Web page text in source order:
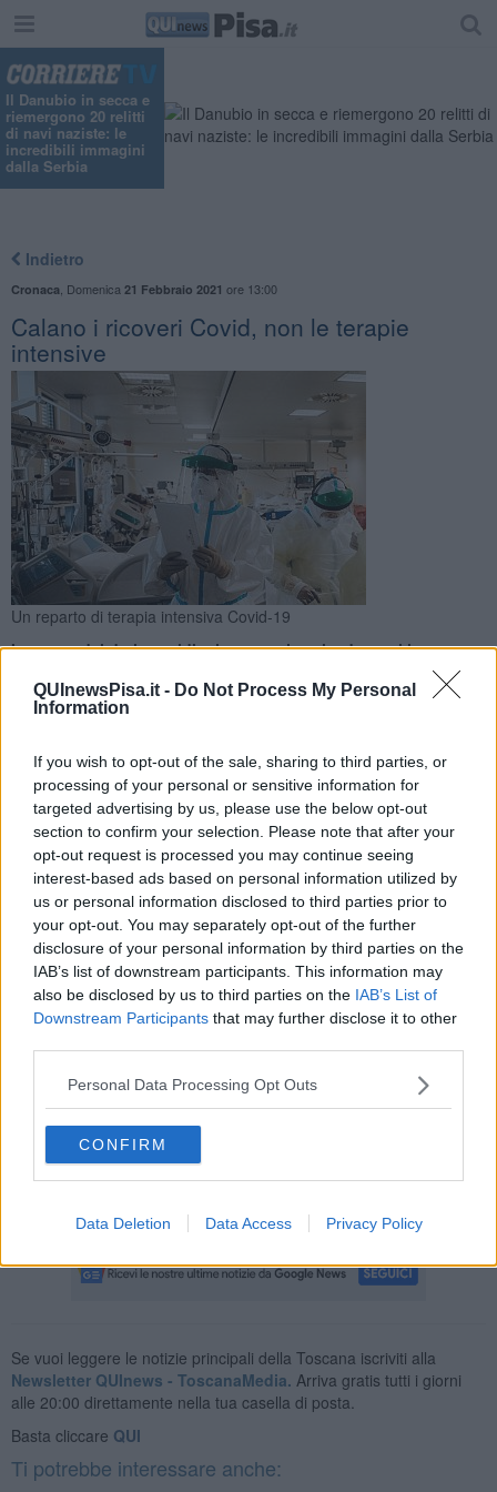
QUInewsPisa.it - Do Not Process My Personal
Information
If you wish to opt-out of the sale, sharing to third parties, or
processing of your personal or sensitive information for
targeted advertising by us, please use the below opt-out
section to confirm your selection. Please note that after your
opt-out request is processed you may continue seeing
interest-based ads based on personal information utilized by
us or personal information disclosed to third parties prior to
your opt-out. You may separately opt-out of the further
disclosure of your personal information by third parties on the
IAB’s list of downstream participants. This information may
also be disclosed by us to third parties on the IAB’s List of
Downstream Participants that may further disclose it to other
Personal Data Processing Opt Outs
CONFIRM
Data Deletion Data Access Privacy Policy
Il Danubio in secca e
riemergono 20 relitti
di navi naziste: le
incredibili immagini
dalla Serbia
Indietro
Cronaca Domenica 21 Febbraio 2021 ore 13:00
Calano i ricoveri Covid, non le terapie
intensive
Un reparto di terapia intensiva Covid-19
In attesa dei dati quotidiani su nuovi casi e decessi in
provincia di Pisa, uno sguardo sui numeri dei ricoveri in area
Covid a Cisanello e Santa Chiara
PISA —Rispetto ai 63 di ieri, calano a 58 i ricoverati nei reparti
Covid-19 dei due ospedali pisani, di Cisanello e Santa Chiara. Il
dato quotidiano è stato reso noto come sempre dall'Azienda
ospedaliero universitaria pisana.
Da segnalare che al calo complessivo dei ricoveri non corrisponde
una diminuzione delle persone che necessitano di assistenza in
terapia intensiva, che al contrario aumentano di una unità: ieri e
due giorni fa erano 17, oggi sono 18.
L'aumento nei contagi sul territorio pisano cui si è assistito in questi
ultimi giorni, dunque, al momento non sta provocando un aumento
dei ricoveri. In attesta del nuovo dato giornaliero, i nuovi casi di
positività al coronavirus accertati ieri in provincia di Pisa sono stati
Se vuoi leggere le notizie principali della Toscana iscriviti alla
Newsletter QUInews - ToscanaMedia. Arriva gratis tutti i giorni
alle 20:00 direttamente nella tua casella di posta.
Basta cliccare QUI
Ti potrebbe interessare anche: